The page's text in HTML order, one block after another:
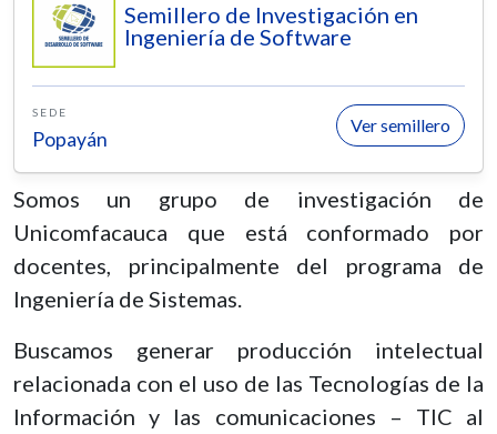
Semillero de Investigación en
Ingeniería de Software
SEDE
Popayán
Ver semillero
Somos un grupo de investigación de
Unicomfacauca que está conformado por
docentes, principalmente del programa de
Ingeniería de Sistemas.
Buscamos generar producción intelectual
relacionada con el uso de las Tecnologías de la
Información y las comunicaciones – TIC al